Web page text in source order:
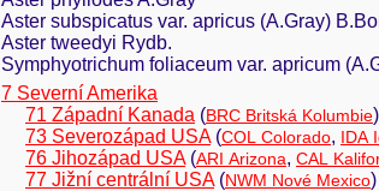
Aster subspicatus var. apricus (A.Gray)
Aster tweedyi Rydb.
Symphyotrichum foliaceum var. apricum
7 Severní Amerika
71 Západní Kanada (BRC Britská Kolumbie)
73 Severozápad USA(COL Colorado, IDA
76 Jihozápad USA(ARI Arizona, CAL
77 Jižní centrální USA(NWM Nové Mexico)